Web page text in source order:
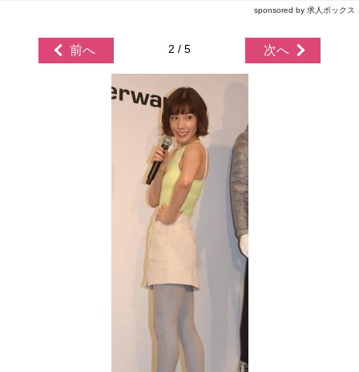
sponsored by 求人ボックス
前へ 2 / 5 次へ